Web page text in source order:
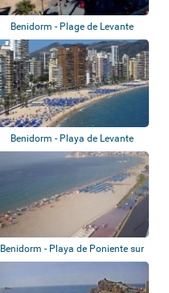
Benidorm - Plage de Levante
Benidorm - Playa de Levante
Benidorm - Playa de Poniente sur